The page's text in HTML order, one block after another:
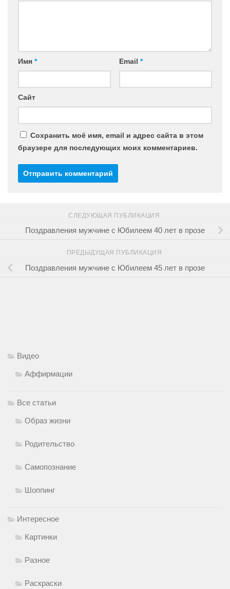
Имя * Email *
Сайт
Сохранить моё имя, email и адрес сайта в этом
браузере для последующих моих комментариев.
СЛЕДУЮЩАЯ ПУБЛИКАЦИЯ
Поздравления мужчине с Юбилеем 40 лет в прозе
ПРЕДЫДУЩАЯ ПУБЛИКАЦИЯ
Поздравления мужчине с Юбилеем 45 лет в прозе
Видео
Аффирмации
Все статьи
Образ жизни
Родительство
Самопознание
Шоппинг
Интересное
Картинки
Разное
Раскраски